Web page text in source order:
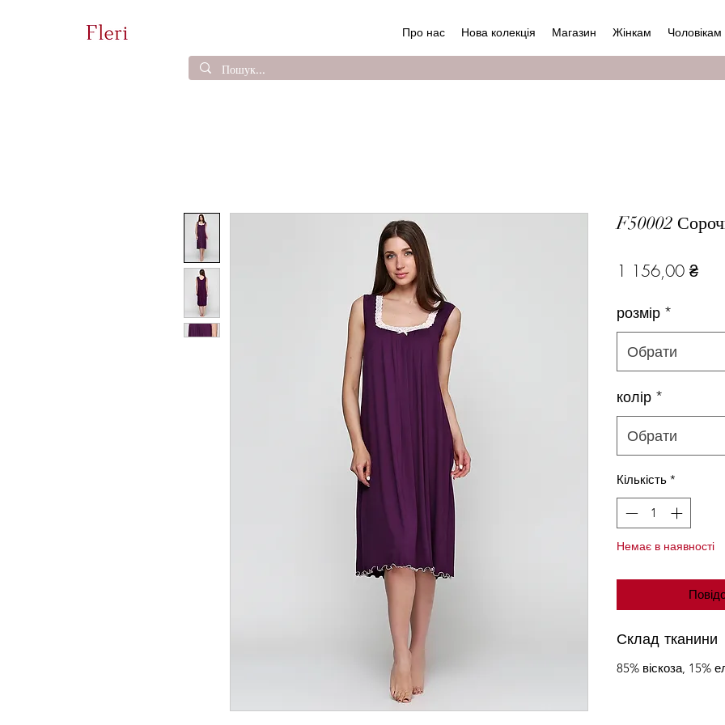
Про нас Нова колекція Магазин Жінкам Чоловікам
F50002
1 156,00 ₴Ціна
розмір *
Обрати
колір *
Обрати
Кількість *
Немає в наявності
Склад тканини
85% віскоза, 15%